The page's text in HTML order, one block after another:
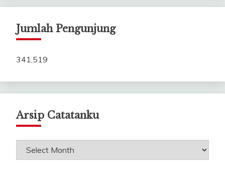
Jumlah Pengunjung
341,519
Arsip Catatanku
Arsip
Catatanku